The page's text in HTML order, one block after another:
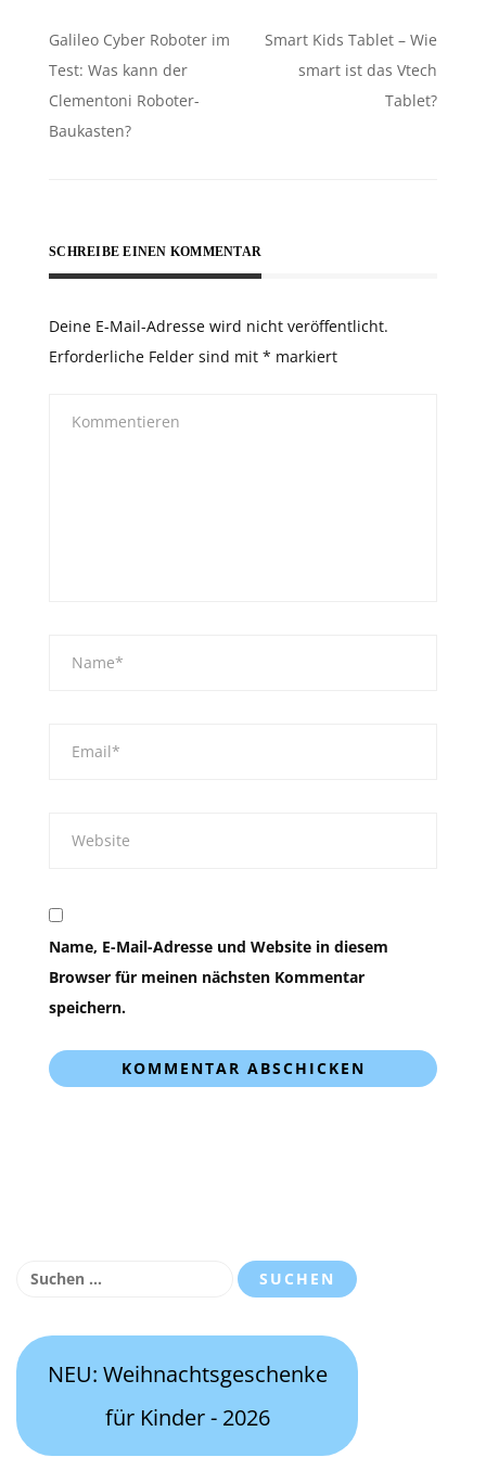
Beitragsnavigation
Galileo Cyber Roboter im
Test: Was kann der
Clementoni Roboter-
Baukasten?
Smart Kids Tablet – Wie
smart ist das Vtech
Tablet?
SCHREIBE EINEN KOMMENTAR
Deine E-Mail-Adresse wird nicht veröffentlicht.
Erforderliche Felder sind mit * markiert
Name, E-Mail-Adresse und Website in diesem
Browser für meinen nächsten Kommentar
speichern.
Suchen
NEU: Weihnachtsgeschenke
für Kinder - 2026